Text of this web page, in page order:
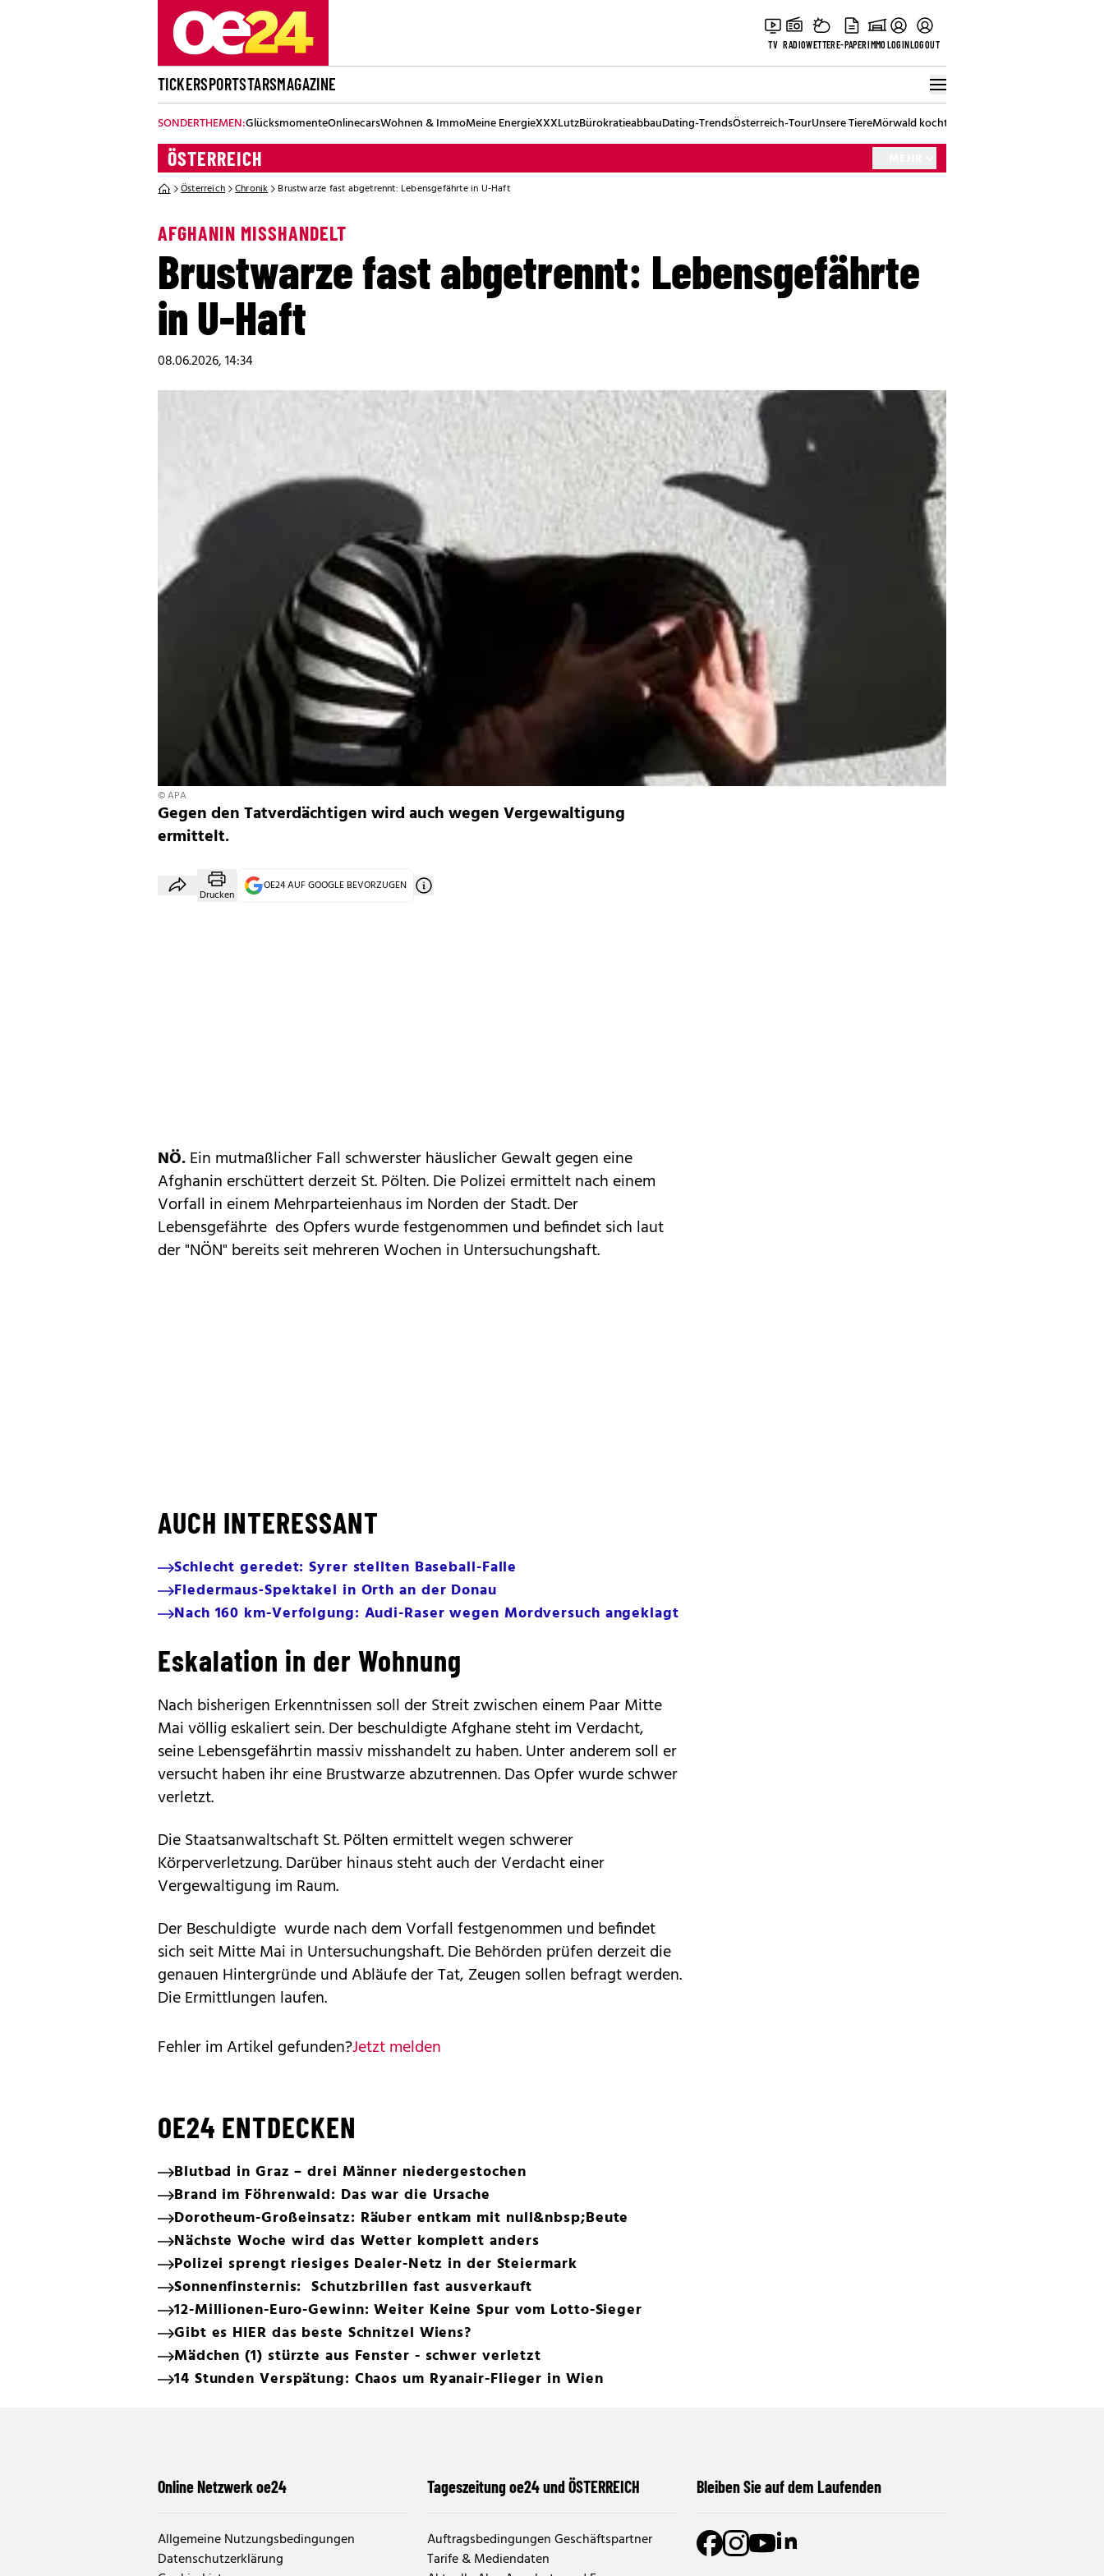
TV RADIOWETTERE-PAPERIMMOLOGINLOGOUT
TICKERSPORTSTARSMAGAZINE
SONDERTHEMEN:GlücksmomenteOnlinecarsWohnen & ImmoMeine EnergieXXXLutzBürokratieabbauDating-TrendsÖsterreich-TourUnsere TiereMörwald kocht
ÖSTERREICH
Österreich Chronik Brustwarze fast abgetrennt: Lebensgefährte in U-Haft
AFGHANIN MISSHANDELT
Brustwarze fast abgetrennt: Lebensgefährte
in U-Haft
08.06.2026, 14:34
© APA
Gegen den Tatverdächtigen wird auch wegen Vergewaltigung
ermittelt.
Drucken
OE24 AUF GOOGLE BEVORZUGEN
NÖ.Ein mutmaßlicher Fall schwerster häuslicher Gewalt gegen eine
Afghanin erschüttert derzeit St. Pölten. Die Polizei ermittelt nach einem
Vorfall in einem Mehrparteienhaus im Norden der Stadt. Der
Lebensgefährte des Opfers wurde festgenommen und befindet sich laut
der "NÖN" bereits seit mehreren Wochen in Untersuchungshaft.
AUCH INTERESSANT
Schlecht geredet: Syrer stellten Baseball-Falle
Fledermaus‑Spektakel in Orth an der Donau
Nach 160 km-Verfolgung: Audi-Raser wegen Mordversuch angeklagt
Eskalation in der Wohnung
Nach bisherigen Erkenntnissen soll der Streit zwischen einem Paar Mitte
Mai völlig eskaliert sein. Der beschuldigte Afghane steht im Verdacht,
seine Lebensgefährtin massiv misshandelt zu haben. Unter anderem soll er
versucht haben ihr eine Brustwarze abzutrennen. Das Opfer wurde schwer
verletzt.
Die Staatsanwaltschaft St. Pölten ermittelt wegen schwerer
Körperverletzung. Darüber hinaus steht auch der Verdacht einer
Vergewaltigung im Raum.
Der Beschuldigte wurde nach dem Vorfall festgenommen und befindet
sich seit Mitte Mai in Untersuchungshaft. Die Behörden prüfen derzeit die
genauen Hintergründe und Abläufe der Tat, Zeugen sollen befragt werden.
Die Ermittlungen laufen.
Fehler im Artikel gefunden?Jetzt melden
OE24 ENTDECKEN
Blutbad in Graz – drei Männer niedergestochen
Brand im Föhrenwald: Das war die Ursache
Dorotheum-Großeinsatz: Räuber entkam mit null&nbsp;Beute
Nächste Woche wird das Wetter komplett anders
Polizei sprengt riesiges Dealer-Netz in der Steiermark
Sonnenfinsternis: Schutzbrillen fast ausverkauft
12-Millionen-Euro-Gewinn: Weiter Keine Spur vom Lotto-Sieger
Gibt es HIER das beste Schnitzel Wiens?
Mädchen (1) stürzte aus Fenster - schwer verletzt
14 Stunden Verspätung: Chaos um Ryanair-Flieger in Wien
Online Netzwerk oe24
Allgemeine Nutzungsbedingungen
Datenschutzerklärung
Tageszeitung oe24 und ÖSTERREICH
Auftragsbedingungen Geschäftspartner
Tarife & Mediendaten
Bleiben Sie auf dem Laufenden